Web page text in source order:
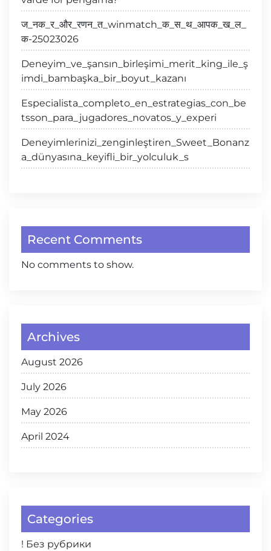
ज_नक_र_और_रणन_त_winmatch_क_स_थ_आपक_ख_ल_
क-25023026
Deneyim_ve_şansın_birleşimi_merit_king_ile_ş
imdi_bambaşka_bir_boyut_kazanı
Especialista_completo_en_estrategias_con_be
tsson_para_jugadores_novatos_y_experi
Deneyimlerinizi_zenginleştiren_Sweet_Bonanz
a_dünyasına_keyifli_bir_yolculuk_s
Recent Comments
No comments to show.
Archives
August 2026
July 2026
May 2026
April 2024
Categories
! Без рубрики